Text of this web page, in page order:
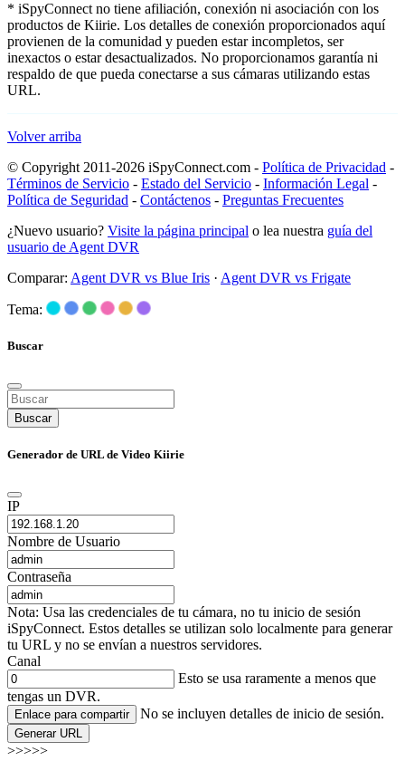
* iSpyConnect no tiene afiliación, conexión ni asociación con los
productos de Kiirie. Los detalles de conexión proporcionados aquí
provienen de la comunidad y pueden estar incompletos, ser
inexactos o estar desactualizados. No proporcionamos garantía ni
respaldo de que pueda conectarse a sus cámaras utilizando estas
URL.
Volver arriba
© Copyright 2011-2026 iSpyConnect.com - Política de Privacidad -
Términos de Servicio - Estado del Servicio - Información Legal -
Política de Seguridad - Contáctenos - Preguntas Frecuentes
¿Nuevo usuario? Visite la página principal o lea nuestra guía del
usuario de Agent DVR
Comparar: Agent DVR vs Blue Iris · Agent DVR vs Frigate
Tema:
Buscar
Buscar
Generador de URL de Video Kiirie
IP
Nombre de Usuario
Contraseña
Nota: Usa las credenciales de tu cámara, no tu inicio de sesión
iSpyConnect. Estos detalles se utilizan solo localmente para generar
tu URL y no se envían a nuestros servidores.
Canal
Esto se usa raramente a menos que
tengas un DVR.
Enlace para compartir No se incluyen detalles de inicio de sesión.
Generar URL
>>>>>